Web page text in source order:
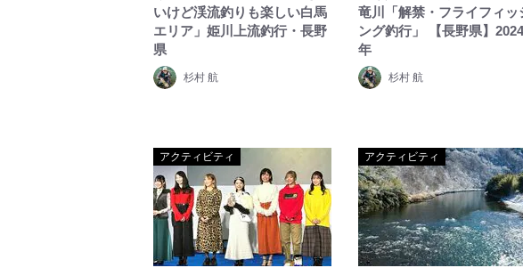
いけど渓流釣りも楽しい白馬
エリア」姫川上流釣行・長野
県
杉村 航
竜川「解禁・フライフィッ
ング釣行」 【長野県】2024
年
杉村 航
アクティビティ アクティビティ